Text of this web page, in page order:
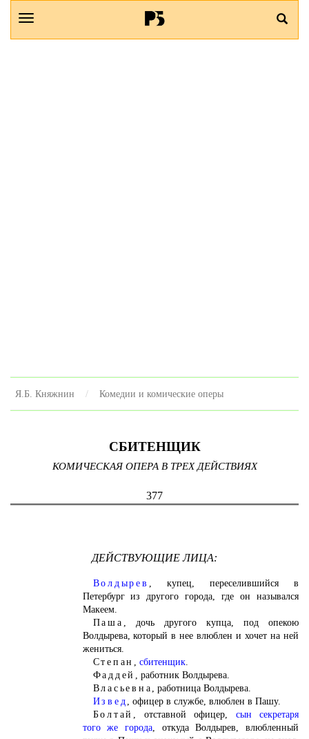
Я.Б. Княжнин Комедии и комические оперы
СБИТЕНЩИК
КОМИЧЕСКАЯ ОПЕРА В ТРЕХ ДЕЙСТВИЯХ
377
ДЕЙСТВУЮЩИЕ ЛИЦА:
Волдырев
купец, переселившийся в
Петербург из другого города, где он назывался
Макеем.
Паша,
дочь другого купца, под опекою
Волдырева, который в нее влюблен и хочет на ней
жениться.
Степан, сбитенщик
Фаддей, работник Волдырева.
Власьевна, работница Волдырева.
Извед
офицер в службе, влюблен в Пашу.
Болтай,
отставной офицер, сын секретаря
того же города, откуда Волдырев, влюбленный